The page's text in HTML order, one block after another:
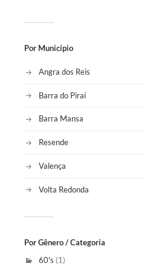
Por Município
Angra dos Reis
Barra do Piraí
Barra Mansa
Resende
Valença
Volta Redonda
Por Gênero / Categoria
60's (1)